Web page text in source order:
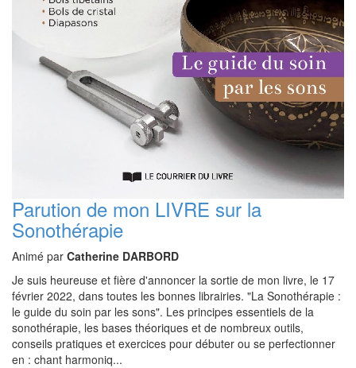
Parution de mon LIVRE sur la
Sonothérapie
Animé par Catherine DARBORD
Je suis heureuse et fière d'annoncer la sortie de mon livre, le 17
février 2022, dans toutes les bonnes librairies. "La Sonothérapie :
le guide du soin par les sons". Les principes essentiels de la
sonothérapie, les bases théoriques et de nombreux outils,
conseils pratiques et exercices pour débuter ou se perfectionner
en : chant harmoniq...